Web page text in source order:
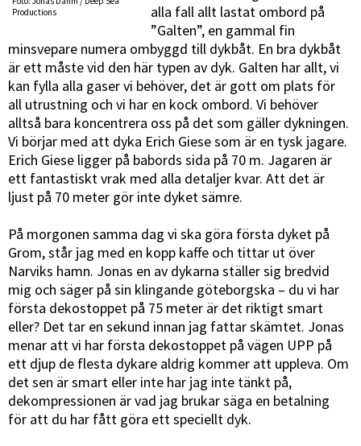
Productions
alla fall allt lastat ombord på
”Galten”, en gammal fin
minsvepare numera ombyggd till dykbåt. En bra dykbåt
är ett måste vid den här typen av dyk. Galten har allt, vi
kan fylla alla gaser vi behöver, det är gott om plats för
all utrustning och vi har en kock ombord. Vi behöver
alltså bara koncentrera oss på det som gäller dykningen.
Vi börjar med att dyka Erich Giese som är en tysk jagare.
Erich Giese ligger på babords sida på 70 m. Jagaren är
ett fantastiskt vrak med alla detaljer kvar. Att det är
ljust på 70 meter gör inte dyket sämre.
På morgonen samma dag vi ska göra första dyket på
Grom, står jag med en kopp kaffe och tittar ut över
Narviks hamn. Jonas en av dykarna ställer sig bredvid
mig och säger på sin klingande göteborgska – du vi har
första dekostoppet på 75 meter är det riktigt smart
eller? Det tar en sekund innan jag fattar skämtet. Jonas
menar att vi har första dekostoppet på vägen UPP på
ett djup de flesta dykare aldrig kommer att uppleva. Om
det sen är smart eller inte har jag inte tänkt på,
dekompressionen är vad jag brukar säga en betalning
för att du har fått göra ett speciellt dyk.